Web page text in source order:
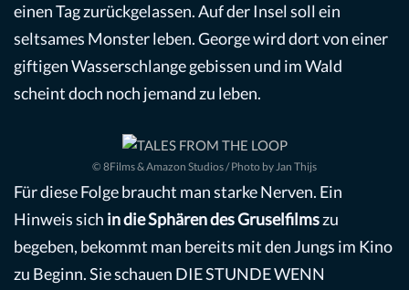
einen Tag zurückgelassen. Auf der Insel soll ein
seltsames Monster leben. George wird dort von einer
giftigen Wasserschlange gebissen und im Wald
scheint doch noch jemand zu leben.
© 8Films & Amazon Studios / Photo by Jan Thijs
Für diese Folge braucht man starke Nerven. Ein
Hinweis sich in die Sphären des Gruselfilmszu
begeben, bekommt man bereits mit den Jungs im Kino
zu Beginn. Sie schauen DIE STUNDE WENN